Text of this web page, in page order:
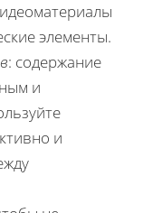
элементы.
: содержание
и
и